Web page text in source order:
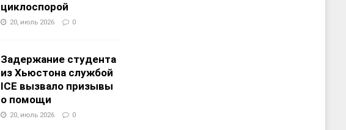
циклоспорой
20, июль 2026 0
Задержание студента
из Хьюстона службой
ICE вызвало призывы
о помощи
20, июль 2026 0